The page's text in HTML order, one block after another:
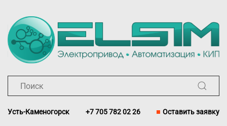
Перейти к содержимому
Усть-Каменогорск +7 705 782 02 26 Оставить заявку